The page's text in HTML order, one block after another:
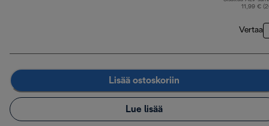
11,99 €
Vertaa
Lisää ostoskoriin
Lue lisää